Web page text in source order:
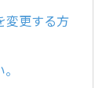
変更する方